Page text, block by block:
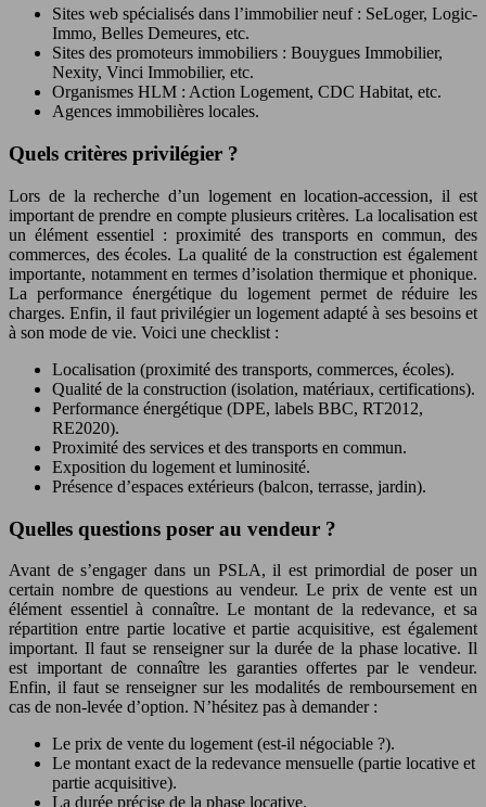
Sites web spécialisés dans l’immobilier neuf : SeLoger, Logic-
Immo, Belles Demeures, etc.
Sites des promoteurs immobiliers : Bouygues Immobilier,
Nexity, Vinci Immobilier, etc.
Organismes HLM : Action Logement, CDC Habitat, etc.
Agences immobilières locales.
Quels critères privilégier ?
Lors de la recherche d’un logement en location-accession, il est
important de prendre en compte plusieurs critères. La localisation est
un élément essentiel : proximité des transports en commun, des
commerces, des écoles. La qualité de la construction est également
importante, notamment en termes d’isolation thermique et phonique.
La performance énergétique du logement permet de réduire les
charges. Enfin, il faut privilégier un logement adapté à ses besoins et
à son mode de vie. Voici une checklist :
Localisation (proximité des transports, commerces, écoles).
Qualité de la construction (isolation, matériaux, certifications).
Performance énergétique (DPE, labels BBC, RT2012,
RE2020).
Proximité des services et des transports en commun.
Exposition du logement et luminosité.
Présence d’espaces extérieurs (balcon, terrasse, jardin).
Quelles questions poser au vendeur ?
Avant de s’engager dans un PSLA, il est primordial de poser un
certain nombre de questions au vendeur. Le prix de vente est un
élément essentiel à connaître. Le montant de la redevance, et sa
répartition entre partie locative et partie acquisitive, est également
important. Il faut se renseigner sur la durée de la phase locative. Il
est important de connaître les garanties offertes par le vendeur.
Enfin, il faut se renseigner sur les modalités de remboursement en
cas de non-levée d’option. N’hésitez pas à demander :
Le prix de vente du logement (est-il négociable ?).
Le montant exact de la redevance mensuelle (partie locative et
partie acquisitive).
La durée précise de la phase locative.